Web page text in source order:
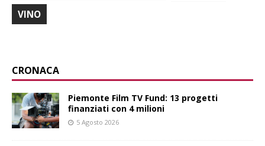
VINO
CRONACA
Piemonte Film TV Fund: 13 progetti
finanziati con 4 milioni
5 Agosto 2026